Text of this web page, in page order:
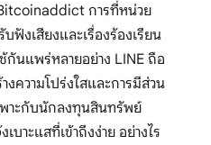
การที่หน่วย
ฟังเสียงและเรื่องร้องเรียน
นแพร่หลายอย่าง LINE ถือ
ความโปร่งใสและการมีส่วน
าะกับนักลงทุนสินทรัพย์
บาะแสที่เข้าถึงง่าย อย่างไร